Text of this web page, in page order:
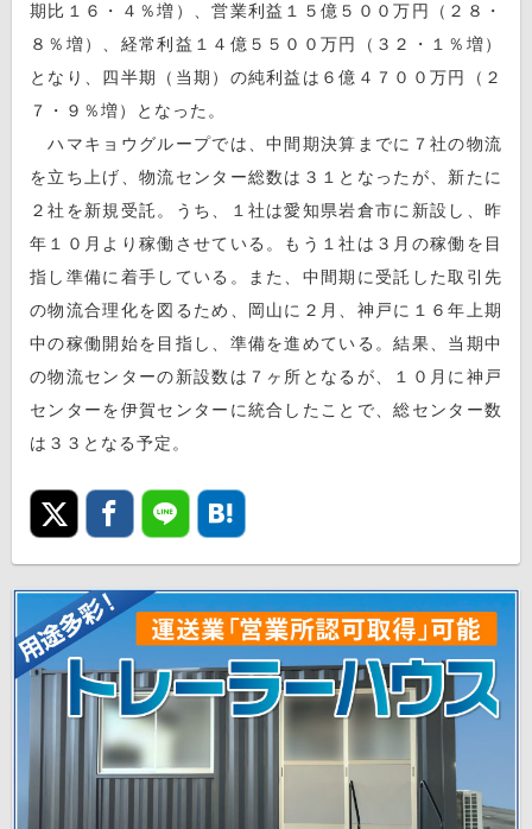
期比１６・４％増）、営業利益１５億５００万円（２８・
８％増）、経常利益１４億５５００万円（３２・１％増）
となり、四半期（当期）の純利益は６億４７００万円（２
７・９％増）となった。
ハマキョウグループでは、中間期決算までに７社の物流
を立ち上げ、物流センター総数は３１となったが、新たに
２社を新規受託。うち、１社は愛知県岩倉市に新設し、昨
年１０月より稼働させている。もう１社は３月の稼働を目
指し準備に着手している。また、中間期に受託した取引先
の物流合理化を図るため、岡山に２月、神戸に１６年上期
中の稼働開始を目指し、準備を進めている。結果、当期中
の物流センターの新設数は７ヶ所となるが、１０月に神戸
センターを伊賀センターに統合したことで、総センター数
は３３となる予定。